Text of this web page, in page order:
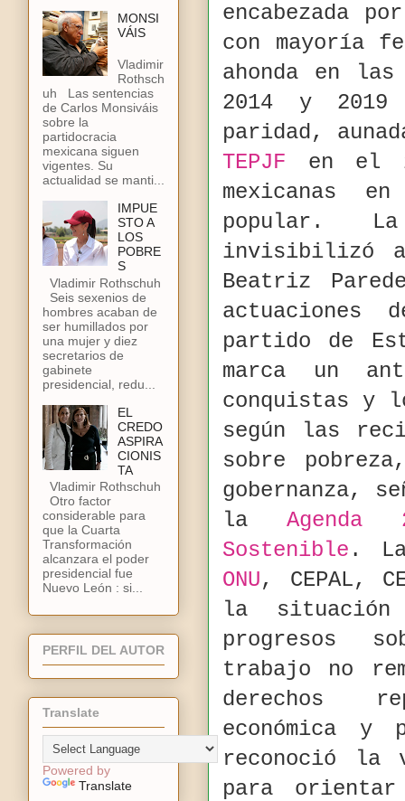
encabezada
con mayoría
ahonda en
2014 y
paridad,
TEPJF en el
mexicanas
popular.
invisibilizó a
Beatriz
partido de
marca un
conquistas y
según las
sobre
gobernanza,
la
Sostenible .
ONU, CEPAL,
la situación
progresos
trabajo no
derechos
económica
reconoció la
para
MONSI
VÁIS
Vladimir
Rothsch
uh Las sentencias
de Carlos Monsiváis
sobre la
partidocracia
mexicana siguen
vigentes. Su
actualidad se manti...
IMPUE
STO A
LOS
POBRE
S
Vladimir Rothschuh
Seis sexenios de
hombres acaban de
ser humillados por
una mujer y diez
secretarios de
gabinete
presidencial, redu...
EL
CREDO
ASPIRA
CIONIS
TA
Vladimir Rothschuh
Otro factor
considerable para
que la Cuarta
Transformación
alcanzara el poder
presidencial fue
Nuevo León : si...
PERFIL DEL AUTOR
Translate
Powered by
Translate